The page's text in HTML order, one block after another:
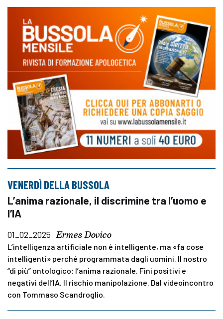
VENERDÌ DELLA BUSSOLA
L’anima razionale, il discrimine tra l’uomo e
l’IA
01_02_2025 Ermes Dovico
L’intelligenza artificiale non è intelligente, ma «fa cose
intelligenti» perché programmata dagli uomini. Il nostro
“di più” ontologico: l’anima razionale. Fini positivi e
negativi dell’IA. Il rischio manipolazione. Dal videoincontro
con Tommaso Scandroglio.